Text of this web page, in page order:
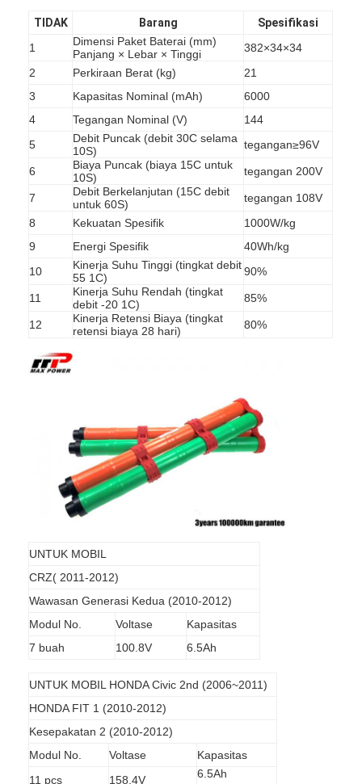
Rumah
Produk
Tur Pabrik
Hubungi kami
Berita
Ngobrol Sekarang
Baterai Isi Ulang Lithium Ion
Baterai isi ulang NIMH
TIDAK Barang
Spesifikasi
1
Dimensi Paket Baterai (mm)
Panjang × Lebar × Tinggi
382×34×34
2
Perkiraan Berat (kg)
21
3
Kapasitas Nominal (mAh)
6000
4
Tegangan Nominal (V)
144
5
Debit Puncak (debit 30C selama
10S)
tegangan≥96V
6
Biaya Puncak (biaya 15C untuk
10S)
tegangan 200V
7
Debit Berkelanjutan (15C debit
untuk 60S)
tegangan 108V
8
Kekuatan Spesifik
1000W/kg
9
Energi Spesifik
40Wh/kg
10
Kinerja Suhu Tinggi (tingkat debit
55 1C)
90%
11
Kinerja Suhu Rendah (tingkat
debit -20 1C)
85%
12
Kinerja Retensi Biaya (tingkat
retensi biaya 28 hari)
80%
UNTUK MOBIL
CRZ( 2011-2012)
Wawasan Generasi Kedua (2010-2012)
Modul No.
Voltase
Kapasitas
7 buah
100.8V 6.5Ah
UNTUK MOBIL HONDA Civic 2nd (2006~2011)
HONDA FIT 1 (2010-2012)
Kesepakatan 2 (2010-2012)
Modul No.
Voltase
Kapasitas
11 pcs
158.4V 6.5Ah